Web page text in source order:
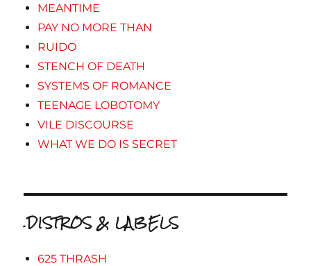
MEANTIME
PAY NO MORE THAN
RUIDO
STENCH OF DEATH
SYSTEMS OF ROMANCE
TEENAGE LOBOTOMY
VILE DISCOURSE
WHAT WE DO IS SECRET
.DISTROS & LABELS
625 THRASH